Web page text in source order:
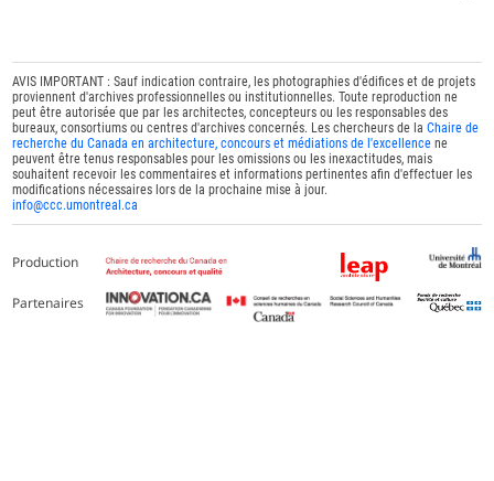
AVIS IMPORTANT : Sauf indication contraire, les photographies d'édifices et de projets
proviennent d'archives professionnelles ou institutionnelles. Toute reproduction ne
peut être autorisée que par les architectes, concepteurs ou les responsables des
bureaux, consortiums ou centres d'archives concernés. Les chercheurs de laChaire de
recherche du Canada en architecture, concours et médiations de l'excellence ne
peuvent être tenus responsables pour les omissions ou les inexactitudes, mais
souhaitent recevoir les commentaires et informations pertinentes afin d'effectuer les
modifications nécessaires lors de la prochaine mise à jour.
info@ccc.umontreal.ca
Production
Partenaires